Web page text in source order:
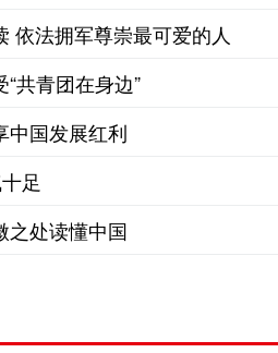
依法拥军尊崇最可爱的人
共青团在身边”
中国发展红利
足
之处读懂中国